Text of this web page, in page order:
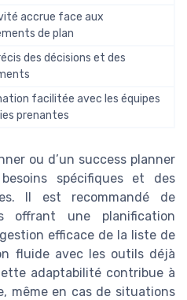
accrue face aux
de plan
des décisions et des
facilitée avec les équipes
prenantes
ou d’un success planner
spécifiques et des
Il est recommandé de
offrant une planification
efficace de la liste de
fluide avec les outils déjà
adaptabilité contribue à
même en cas de situations